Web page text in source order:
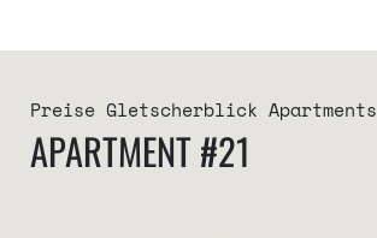
Preise Gletscherblick Apartments
APARTMENT #21